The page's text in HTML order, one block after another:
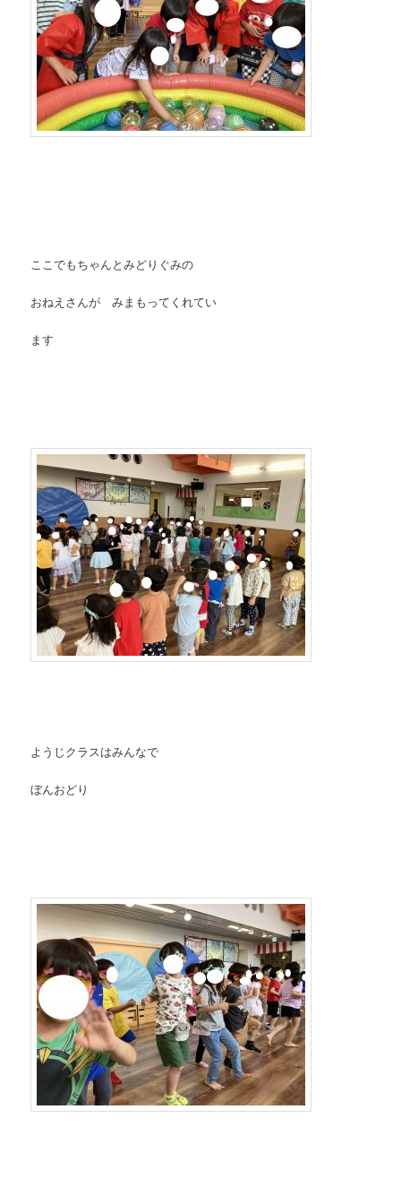
ここでもちゃんとみどりぐみの
おねえさんが みまもってくれてい
ます
ようじクラスはみんなで
ぼんおどり